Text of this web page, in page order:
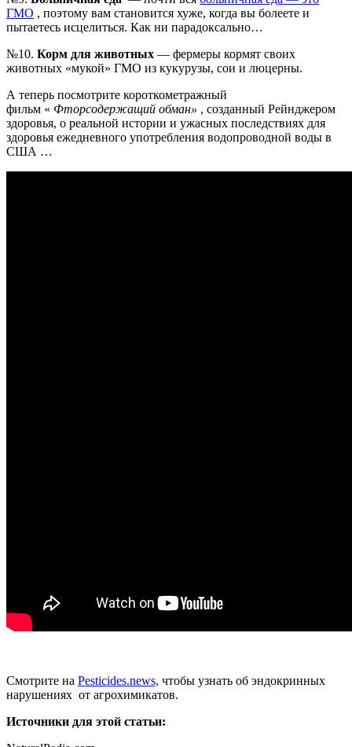
ГМО , поэтому вам становится хуже, когда вы болеете и
пытаетесь исцелиться. Как ни парадоксально…
№10. Корм для животных — фермеры кормят своих
животных «мукой» ГМО из кукурузы, сои и люцерны.
А теперь посмотрите короткометражный
фильм « Фторсодержащий обман» , созданный Рейнджером
здоровья, о реальной истории и ужасных последствиях для
здоровья ежедневного употребления водопроводной воды в
США …
Смотрите на Pesticides.news, чтобы узнать об эндокринных
нарушениях от агрохимикатов.
Источники для этой статьи: